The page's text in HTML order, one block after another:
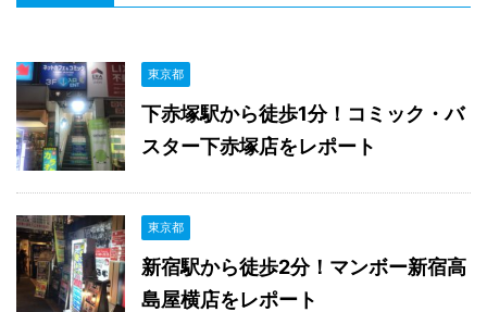
東京都
下赤塚駅から徒歩1分！コミック・バ
スター下赤塚店をレポート
東京都
新宿駅から徒歩2分！マンボー新宿高
島屋横店をレポート